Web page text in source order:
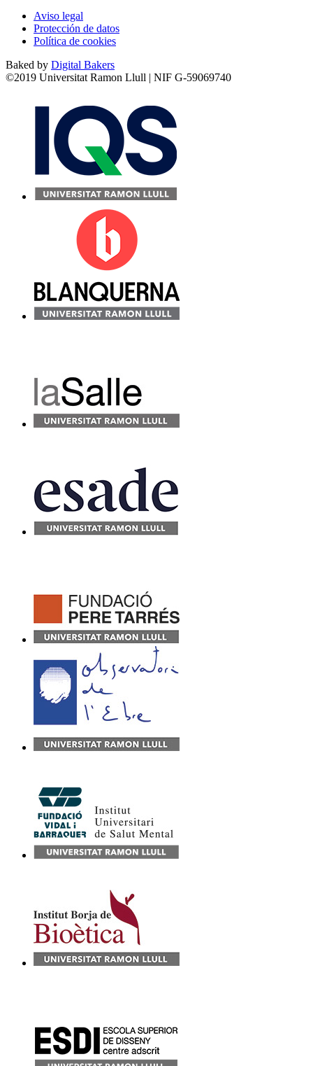
Aviso legal
Protección de datos
Política de cookies
Baked by Digital Bakers
©2019 Universitat Ramon Llull | NIF G-59069740